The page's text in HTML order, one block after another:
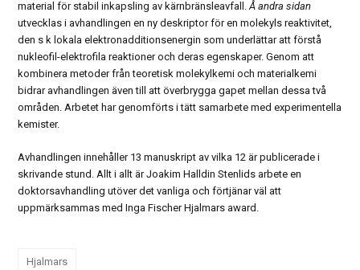
material för stabil inkapsling av kärnbränsleavfall.Å andra sidan
utvecklas i avhandlingen en ny deskriptor för en molekyls reaktivitet,
den s k lokala elektronadditionsenergin som underlättar att förstå
nukleofil-elektrofila reaktioner och deras egenskaper. Genom att
kombinera metoder från teoretisk molekylkemi och materialkemi
bidrar avhandlingen även till att överbrygga gapet mellan dessa två
områden. Arbetet har genomförts i tätt samarbete med experimentella
kemister.
Avhandlingen innehåller 13 manuskript av vilka 12 är publicerade i
skrivande stund. Allt i allt är Joakim Halldin Stenlids arbete en
doktorsavhandling utöver det vanliga och förtjänar väl att
uppmärksammas med Inga Fischer Hjalmars award.
Hjalmars